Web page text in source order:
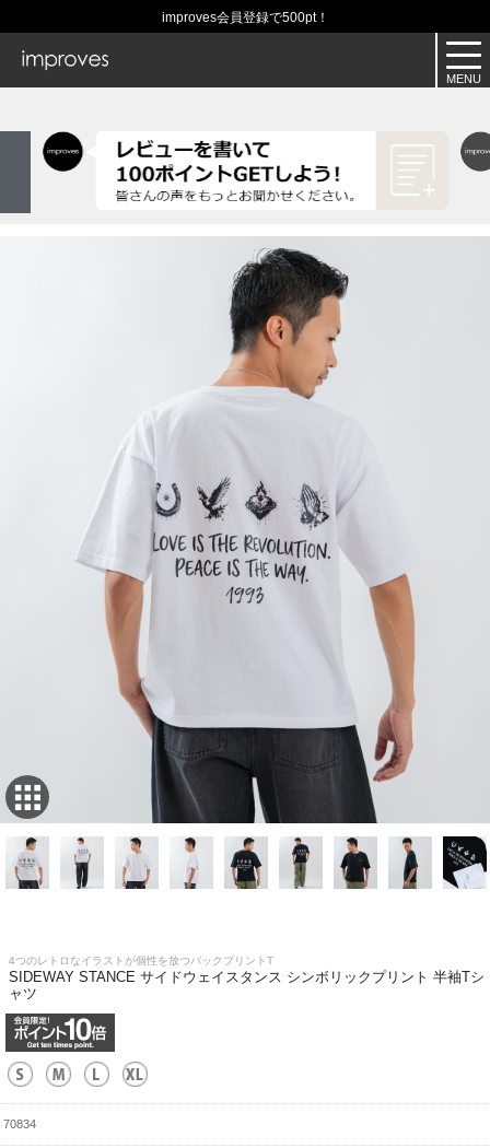
improves会員登録で500pt！
4つのレトロなイラストが個性を放つバックプリントT
SIDEWAY STANCE サイドウェイスタンス シンボリックプリント 半袖Tシ
ャツ
70834